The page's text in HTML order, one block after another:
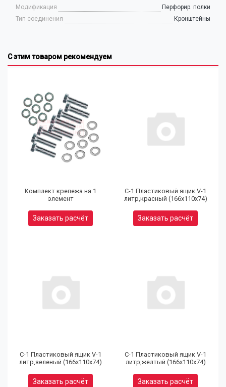
Модификация
Перфорир. полки
Тип соединения
Кронштейны
С этим товаром рекомендуем
Комплект крепежа на 1
элемент
Заказать расчёт
С-1 Пластиковый ящик V-1
литр,красный (166х110х74)
Заказать расчёт
С-1 Пластиковый ящик V-1
литр,зеленый (166х110х74)
Заказать расчёт
С-1 Пластиковый ящик V-1
литр,желтый (166х110х74)
Заказать расчёт